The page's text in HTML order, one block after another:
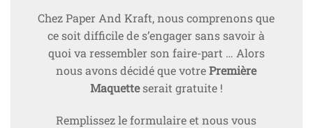
Chez Paper And Kraft, nous comprenons que
ce soit difficile de s’engager sans savoir à
quoi va ressembler son faire-part … Alors
nous avons décidé que votrePremière
Maquetteserait gratuite !
Remplissez le formulaire et nous vous